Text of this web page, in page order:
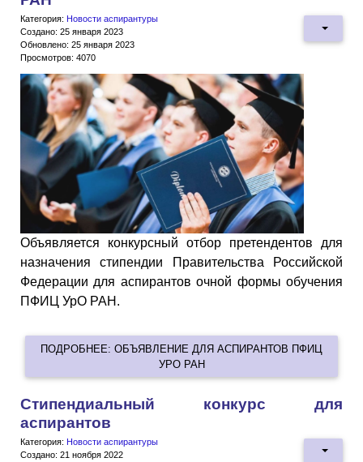
Категория: Новости аспирантуры
Создано: 25 января 2023
Обновлено: 25 января 2023
Просмотров: 4070
Объявляется конкурсный отбор претендентов для
назначения стипендии Правительства Российской
Федерации для аспирантов очной формы обучения
ПФИЦ УрО РАН.
ПОДРОБНЕЕ: ОБЪЯВЛЕНИЕ ДЛЯ АСПИРАНТОВ ПФИЦ
УРО РАН
Стипендиальный конкурс для
аспирантов
Категория: Новости аспирантуры
Создано: 21 ноября 2022